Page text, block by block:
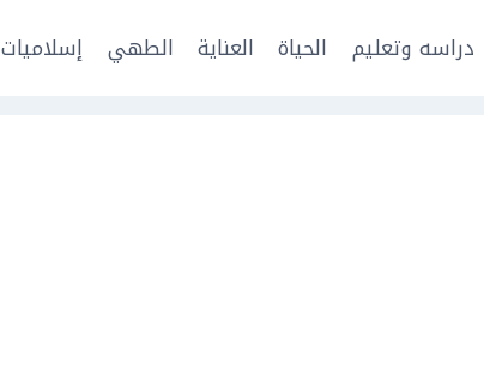
دراسه وتعليم الحياة العناية الطهي إسلاميات